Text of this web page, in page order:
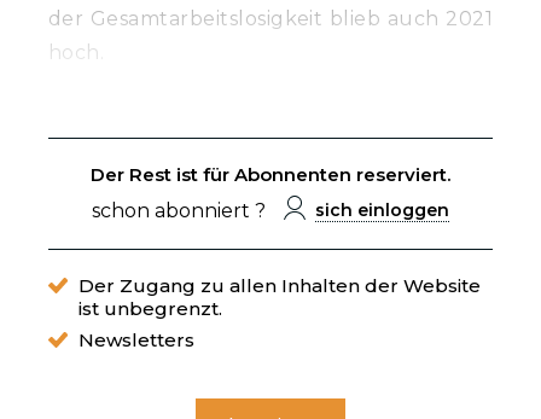
der Gesamtarbeitslosigkeit blieb auch 2021
hoch.
Der Rest ist für Abonnenten reserviert.
schon abonniert ?
sich einloggen
Der Zugang zu allen Inhalten der Website
ist unbegrenzt.
Newsletters